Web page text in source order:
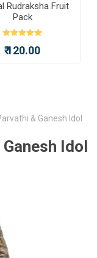
Rudraksha Fruit
Pack
₹ 120.00
& Ganesh Idol
Idol